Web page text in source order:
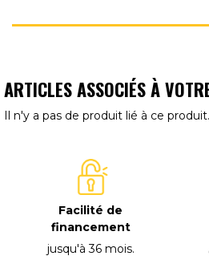
ARTICLES ASSOCIÉS À
Il n'y a pas de produit lié à ce produit.
Facilité de
financement
jusqu'à 36 mois.